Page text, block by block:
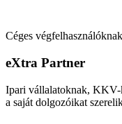
Céges végfelhasználóknak
eXtra Partner
Ipari vállalatoknak, KKV-
a saját dolgozóikat